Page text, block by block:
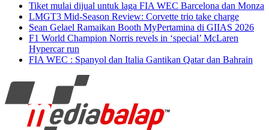
Tiket mulai dijual untuk laga FIA WEC Barcelona dan Monza
LMGT3 Mid-Season Review: Corvette trio take charge
Sean Gelael Ramaikan Booth MyPertamina di GIIAS 2026
F1 World Champion Norris revels in ‘special’ McLaren
Hypercar run
FIA WEC : Spanyol dan Italia Gantikan Qatar dan Bahrain